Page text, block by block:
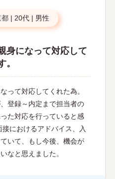
都 | 20代 | 男性
身になって対応して
。
って対応してくれた為。
登録～内定まで担当者の
た対応を行っていると感
におけるアドバイス、入
いて、もし今後、機会が
なと思えました。